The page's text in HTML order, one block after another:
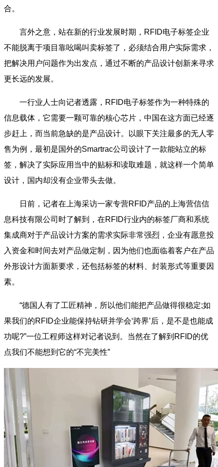
合。
言外之意，站在新的行业发展时期，RFID电子标签企业
不能脱离于项目靠吆喝叫卖标签了，必须结合用户实际需求，
把解决用户问题作为出发点，通过不断的产品设计创新来寻求
更长远的发展。
一行业人士向记者透露，RFID电子标签作为一种特殊的
信息载体，它需要一颗可靠的核心芯片，中国在这方面已经逐
步赶上，而当前急缺的是产品设计。以眼下关注最多的无人零
售为例，最初是国外的Smartrac公司设计了一款能站立的标
签，解决了实际应用当中的贴标和读取难题，就这样一个简单
设计，国内却没有企业带头去做。
日前，记者在上海采访一家专营RFID产品的上海营信信
息科技有限公司时了解到，在RFID行业内的标签厂商和系统
集成商对于产品设计方案的需求实际非常强烈，企业有愿意投
入资金和时间去对产品做定制，因为他们也面临着客户在产品
外形设计方面新要求，还包括标签的材料、封装形式等重要因
素。
“德国人有了工匠精神，所以他们能把产品做得很稳定;如
果我们的RFID企业能保持钻研并学会‘跨界’后，是不是也能成
功呢?”一位工程师这样对记者说到。当然在了解到RFID的优
点我们不能想到它的“不完美性”